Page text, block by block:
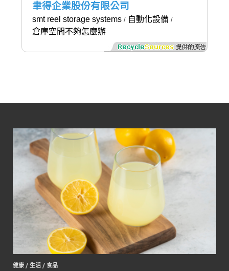
聿得企業股份有限公司
smt reel storage systems/ 自動化設備/
倉庫空間不夠怎麼辦
健康 / 生活 / 食品